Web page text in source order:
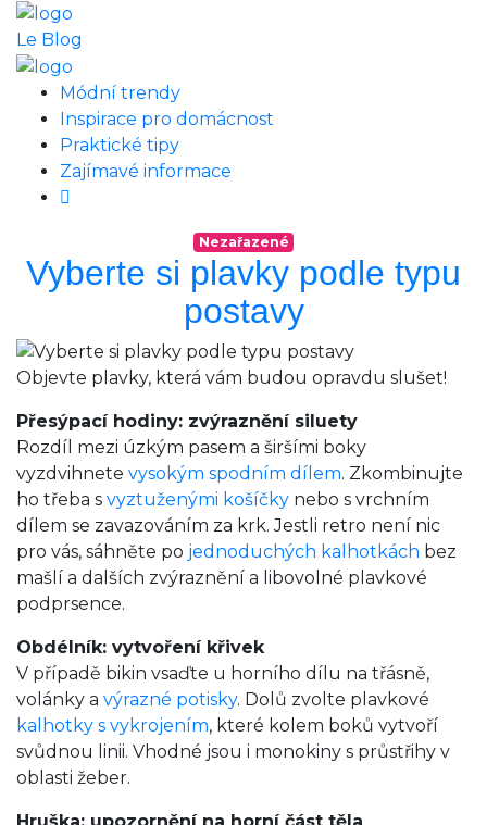
Le Blog
Módní trendy
Inspirace pro domácnost
Praktické tipy
Zajímavé informace
Nezařazené
Vyberte si plavky podle typu
postavy
Objevte plavky, která vám budou opravdu slušet!
Přesýpací hodiny: zvýraznění siluety
Rozdíl mezi úzkým pasem a širšími boky
vyzdvihnete vysokým spodním dílem. Zkombinujte
ho třeba s vyztuženými košíčky nebo s vrchním
dílem se zavazováním za krk. Jestli retro není nic
pro vás, sáhněte po jednoduchých kalhotkách bez
mašlí a dalších zvýraznění a libovolné plavkové
podprsence.
Obdélník: vytvoření křivek
V případě bikin vsaďte u horního dílu na třásně,
volánky a výrazné potisky. Dolů zvolte plavkové
kalhotky s vykrojením, které kolem boků vytvoří
svůdnou linii. Vhodné jsou i monokiny s průstřihy v
oblasti žeber.